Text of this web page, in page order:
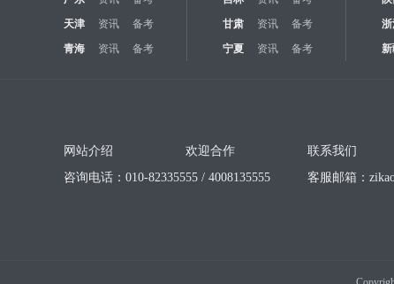
天津
资讯 备考 甘肃 资讯 备考
青海
资讯 备考 宁夏 资讯 备考
网站介绍 欢迎合作 联系我们
咨询电话：010-82335555 / 4008135555
客服邮箱：